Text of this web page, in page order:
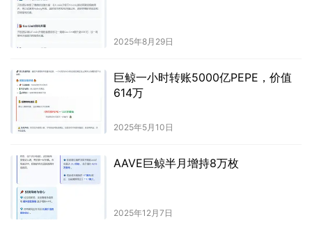
2025年8月29日
巨鲸一小时转账5000亿PEPE，价值
614万
2025年5月10日
AAVE巨鲸半月增持8万枚
2025年12月7日